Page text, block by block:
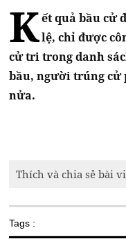
Kết quả bầu cử
lệ, chỉ được
cử tri trong danh
bầu, người trúng cử
nửa.
Thích và chia sẻ bài
Tags :